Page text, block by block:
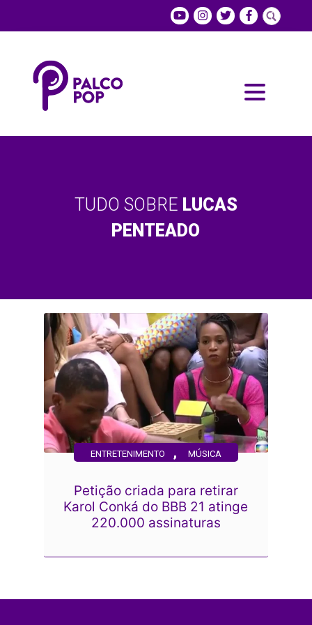
TUDO SOBRE LUCAS
PENTEADO
ENTRETENIMENTO , MÚSICA
Petição criada para retirar
Karol Conká do BBB 21 atinge
220.000 assinaturas